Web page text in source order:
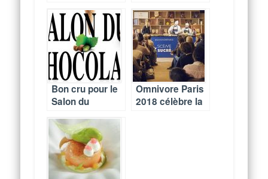
Concours
Macaron
Amateur
International
Bon cru pour le
Salon du
Omnivore Paris
2018 célèbre la